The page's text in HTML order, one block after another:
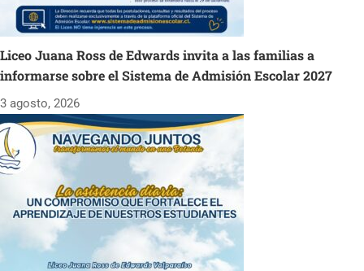
Liceo Juana Ross de Edwards invita a las familias a
informarse sobre el Sistema de Admisión Escolar 2027
3 agosto, 2026